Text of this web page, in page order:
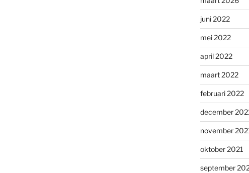
juni 2022
mei 2022
april 2022
maart 2022
februari 2022
december
november
oktober 2021
september